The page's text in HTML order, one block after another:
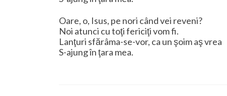
Oare, o, Isus, pe nori când vei reveni?
Noi atunci cu toţi fericiţi vom fi.
Lanţuri sfărâma-se-vor, ca un şoim aş vrea
S-ajung în ţara mea.